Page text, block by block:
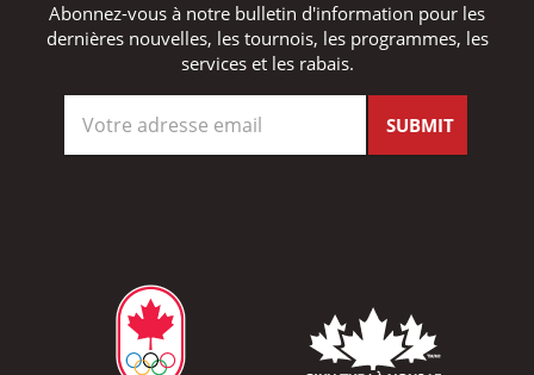
Abonnez-vous à notre bulletin d'information pour les
dernières nouvelles, les tournois, les programmes, les
services et les rabais.